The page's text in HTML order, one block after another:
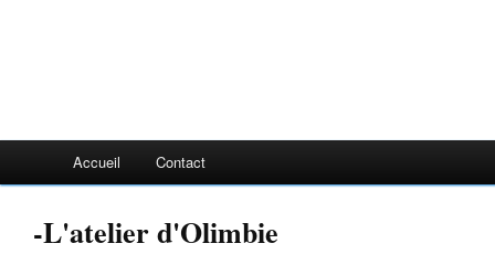
Accueil Contact
-L'atelier d'Olimbie